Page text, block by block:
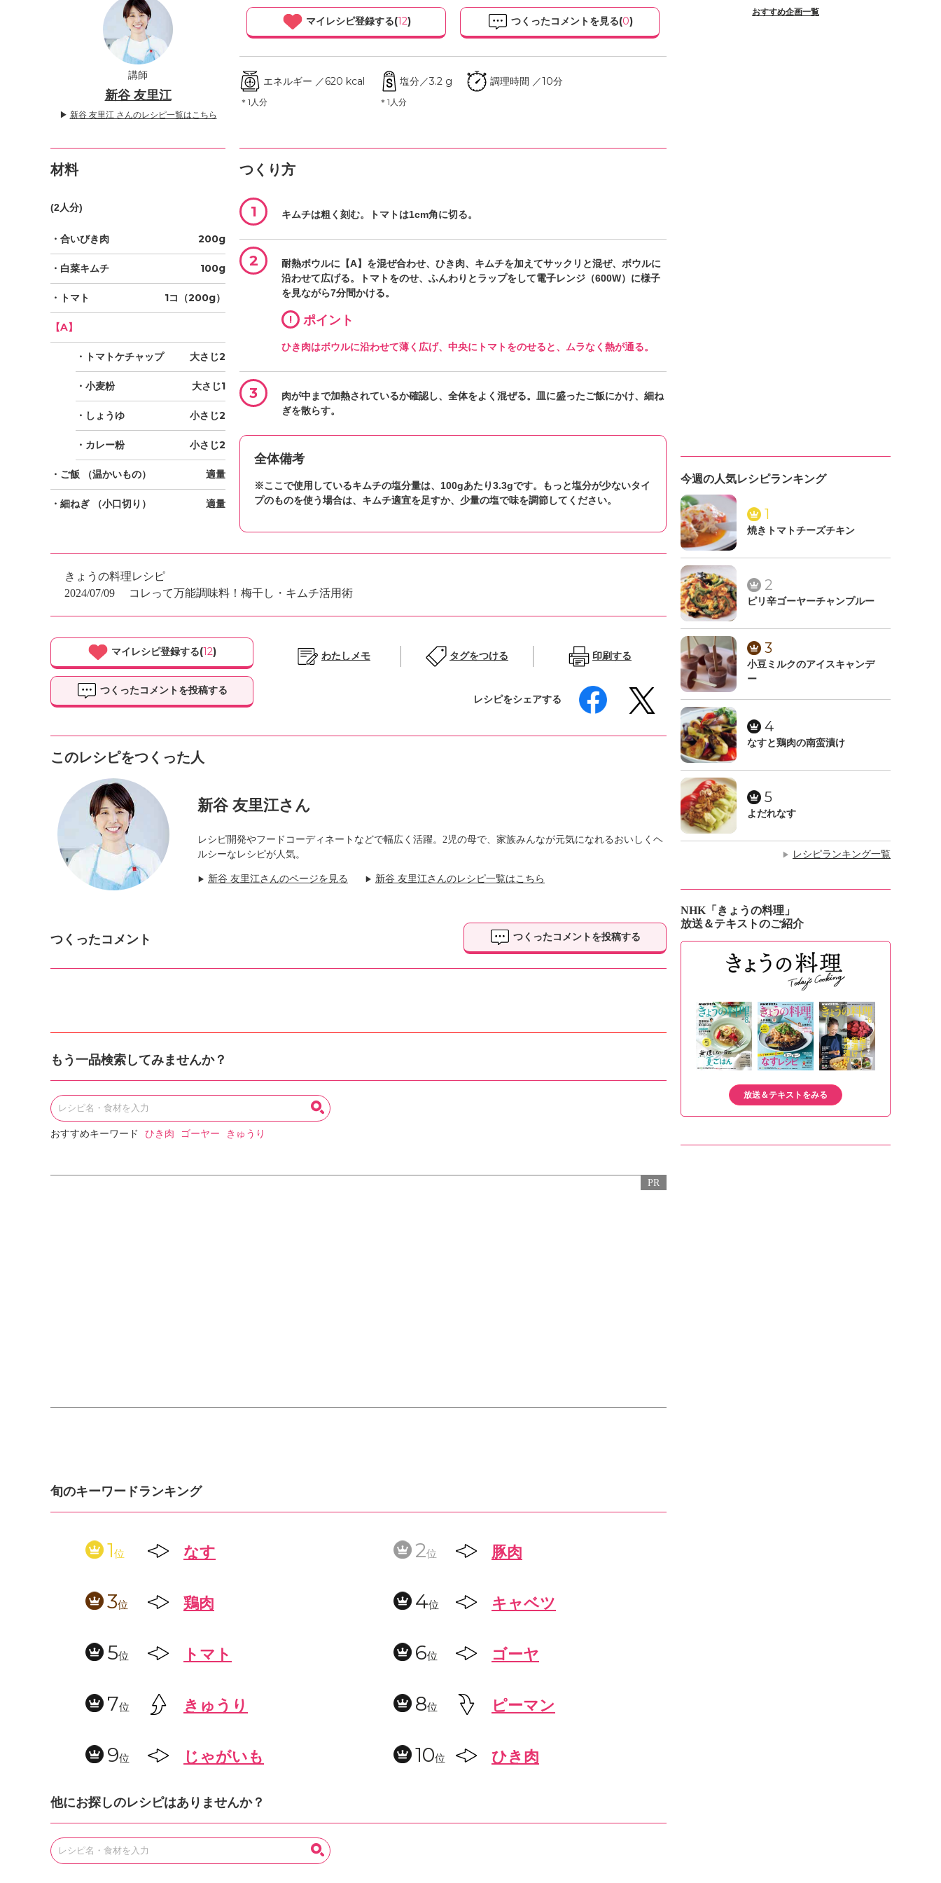
講師
新谷 友里江
▶ 新谷 友里江 さんのレシピ一覧はこちら
マイレシピ登録する(12) つくったコメントを見る(0)
エネルギー ／620 kcal
＊1人分
塩分／3.2 g
＊1人分
調理時間 ／10分
材料
(2人分)
・合いびき肉 200g
・白菜キムチ 100g
・トマト 1コ（200g）
【A】
・トマトケチャップ 大さじ2
・小麦粉 大さじ1
・しょうゆ 小さじ2
・カレー粉 小さじ2
・ご飯 （温かいもの） 適量
・細ねぎ （小口切り） 適量
つくり方
1 キムチは粗く刻む。トマトは1cm角に切る。
2
耐熱ボウルに【A】を混ぜ合わせ、ひき肉、キムチを加えてサックリと混ぜ、ボウルに
沿わせて広げる。トマトをのせ、ふんわりとラップをして電子レンジ（600W）に様子
を見ながら7分間かける。
! ポイント
ひき肉はボウルに沿わせて薄く広げ、中央にトマトをのせると、ムラなく熱が通る。
3
肉が中まで加熱されているか確認し、全体をよく混ぜる。皿に盛ったご飯にかけ、細ね
ぎを散らす。
全体備考
※ここで使用しているキムチの塩分量は、100gあたり3.3gです。もっと塩分が少ないタイ
プのものを使う場合は、キムチ適宜を足すか、少量の塩で味を調節してください。
きょうの料理レシピ
2024/07/09
コレって万能調味料！梅干し・キムチ活用術
マイレシピ登録する(12)
つくったコメントを投稿する
わたしメモ タグをつける 印刷する
レシピをシェアする
このレシピをつくった人
新谷 友里江さん
レシピ開発やフードコーディネートなどで幅広く活躍。2児の母で、家族みんなが元気になれるおいしくヘ
ルシーなレシピが人気。
▶ 新谷 友里江さんのページを見る ▶ 新谷 友里江さんのレシピ一覧はこちら
つくったコメント つくったコメントを投稿する
もう一品検索してみませんか？
おすすめキーワード ひき肉 ゴーヤー きゅうり
PR
旬のキーワードランキング
1位 なす 2位 豚肉
3位 鶏肉 4位 キャベツ
5位 トマト 6位 ゴーヤ
7位 きゅうり 8位 ピーマン
9位 じゃがいも 10位 ひき肉
他にお探しのレシピはありませんか？
おすすめ企画一覧
今週の人気レシピランキング
1
焼きトマトチーズチキン
2
ピリ辛ゴーヤーチャンプルー
3
小豆ミルクのアイスキャンデ
ー
4
なすと鶏肉の南蛮漬け
5
よだれなす
▶ レシピランキング一覧
NHK「きょうの料理」
放送＆テキストのご紹介
放送＆テキストをみる